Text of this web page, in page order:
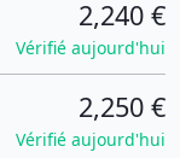
2,240 €
Vérifié aujourd'hui
2,250 €
Vérifié aujourd'hui